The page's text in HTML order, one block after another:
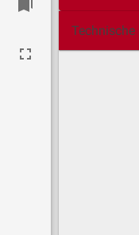
Technische